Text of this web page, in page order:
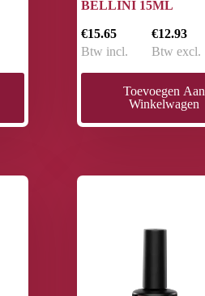
BELLINI 15ML
€15.65
Btw incl.
€12.93
Btw excl.
Toevoegen Aan
Winkelwagen